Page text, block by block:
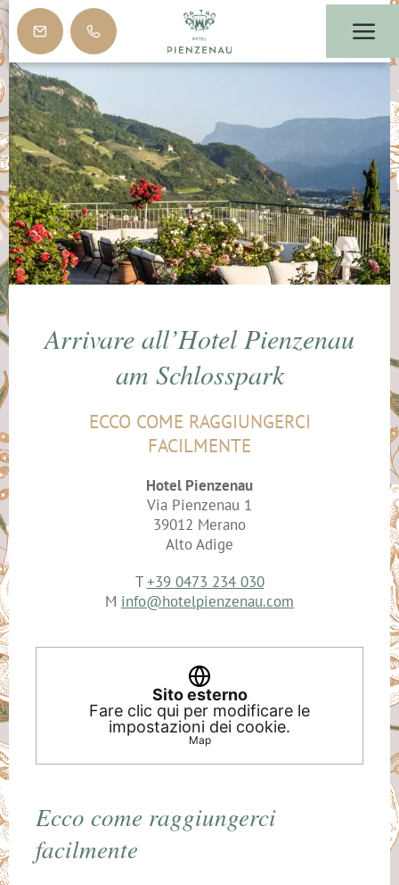
Arrivare all’Hotel Pienzenau
am Schlosspark
ECCO COME RAGGIUNGERCI
FACILMENTE
Hotel Pienzenau
Via Pienzenau 1
39012 Merano
Alto Adige
T+39 0473 234 030
M info@hotelpienzenau.com
Sito esterno
Fare clic qui per modificare le
impostazioni dei cookie.
Map
Ecco come raggiungerci
facilmente